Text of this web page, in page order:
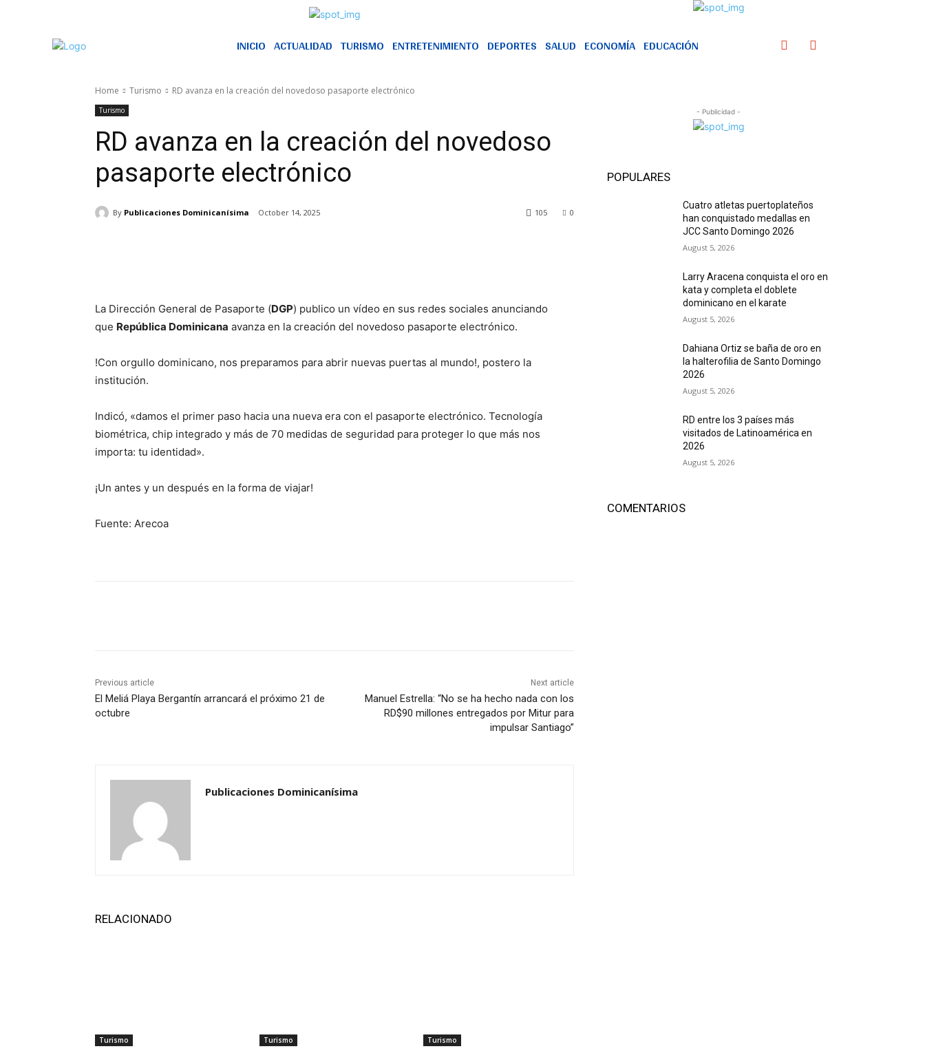
INICIO ACTUALIDAD TURISMO ENTRETENIMIENTO DEPORTES SALUD ECONOMÍA EDUCACIÓN
Home Turismo RD avanza en la creación del novedoso pasaporte electrónico
Turismo
RD avanza en la creación del novedoso
pasaporte electrónico
By Publicaciones Dominicanísima October 14, 2025 0
105
La Dirección General de Pasaporte (DGP) publico un vídeo en sus redes sociales anunciando
que República Dominicana avanza en la creación del novedoso pasaporte electrónico.
!Con orgullo dominicano, nos preparamos para abrir nuevas puertas al mundo!, postero la
institución.
Indicó, «damos el primer paso hacia una nueva era con el pasaporte electrónico. Tecnología
biométrica, chip integrado y más de 70 medidas de seguridad para proteger lo que más nos
importa: tu identidad».
¡Un antes y un después en la forma de viajar!
Fuente: Arecoa
Previous article
El Meliá Playa Bergantín arrancará el próximo 21 de
octubre
Next article
Manuel Estrella: “No se ha hecho nada con los
RD$90 millones entregados por Mitur para
impulsar Santiago”
Publicaciones Dominicanísima
RELACIONADO
Turismo Turismo Turismo
- Publicidad -
POPULARES
Cuatro atletas puertoplateños
han conquistado medallas en
JCC Santo Domingo 2026
August 5, 2026
Larry Aracena conquista el oro en
kata y completa el doblete
dominicano en el karate
August 5, 2026
Dahiana Ortiz se baña de oro en
la halterofilia de Santo Domingo
2026
August 5, 2026
RD entre los 3 países más
visitados de Latinoamérica en
2026
August 5, 2026
COMENTARIOS